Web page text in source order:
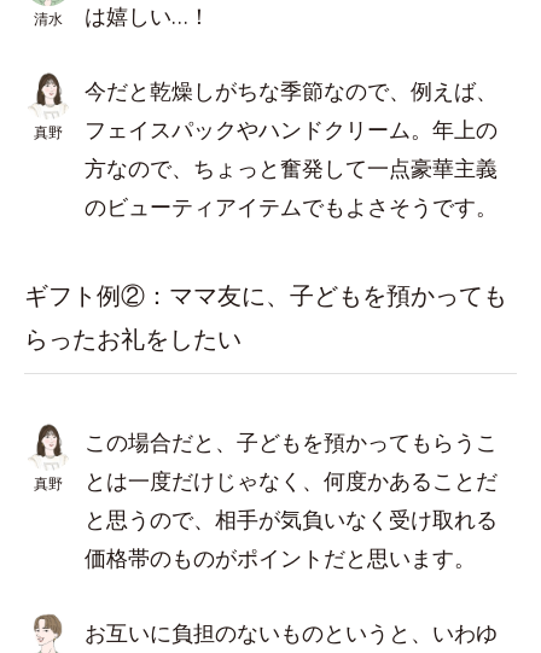
清水
は嬉しい…！
真野
今だと乾燥しがちな季節なので、例えば、
フェイスパックやハンドクリーム。年上の
方なので、ちょっと奮発して一点豪華主義
のビューティアイテムでもよさそうです。
ギフト例②：ママ友に、子どもを預かっても
らったお礼をしたい
真野
この場合だと、子どもを預かってもらうこ
とは一度だけじゃなく、何度かあることだ
と思うので、相手が気負いなく受け取れる
価格帯のものがポイントだと思います。
お互いに負担のないものというと、いわゆ